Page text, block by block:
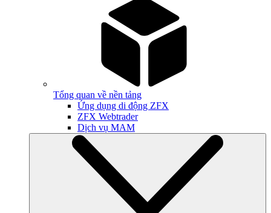
Tổng quan về nền tảng
Ứng dụng di động ZFX
ZFX Webtrader
Dịch vụ MAM